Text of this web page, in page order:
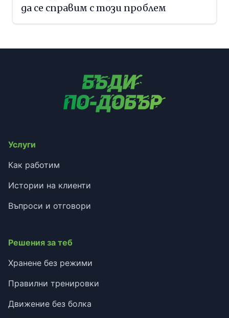
да се справим с този проблем
Услуги
Как работим
Истории на клиенти
Въпроси и отговори
Решения за теб
Хранене без режими
Правилни тренировки
Движение без болка